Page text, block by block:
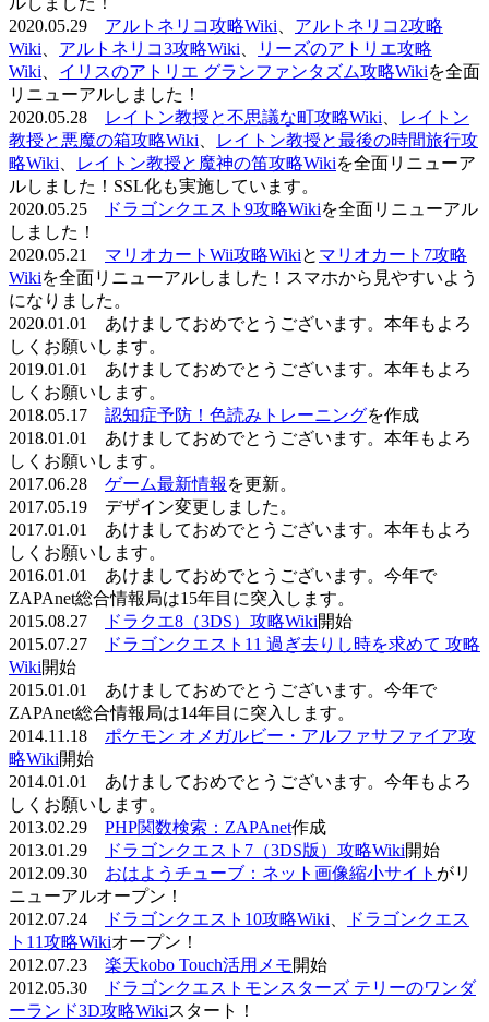
2020.05.29 アルトネリコ攻略Wiki
アルトネリコ2攻略
Wiki
アルトネリコ3攻略Wiki
リーズのアトリエ攻略
Wiki
イリスのアトリエ グランファンタズム攻略Wikiを全面
リニューアルしました！
2020.05.28
レイトン教授と不思議な町攻略Wiki
レイトン
教授と悪魔の箱攻略Wiki
レイトン教授と最後の時間旅行攻
略Wiki
レイトン教授と魔神の笛攻略Wikiを全面リニューア
ルしました！SSL化も実施しています。
2020.05.25
ドラゴンクエスト9攻略Wikiを全面リニューアル
しました！
2020.05.21 マリオカートWii攻略Wikiと マリオカート7攻略
Wikiを全面リニューアルしました！スマホから見やすいよう
になりました。
2020.01.01 あけましておめでとうございます。本年もよろ
しくお願いします。
2019.01.01 あけましておめでとうございます。本年もよろ
しくお願いします。
2018.05.17 認知症予防！色読みトレーニングを作成
2018.01.01 あけましておめでとうございます。本年もよろ
しくお願いします。
2017.06.28 ゲーム最新情報 を更新。
2017.05.19 デザイン変更しました。
2017.01.01 あけましておめでとうございます。本年もよろ
しくお願いします。
2016.01.01 あけましておめでとうございます。今年で
ZAPAnet総合情報局は15年目に突入します。
2015.08.27
ドラクエ8（3DS）攻略Wiki開始
2015.07.27
ドラゴンクエスト11 過ぎ去りし時を求めて 攻略
Wiki開始
2015.01.01 あけましておめでとうございます。今年で
ZAPAnet総合情報局は14年目に突入します。
2014.11.18 ポケモン オメガルビー・アルファサファイア攻
略Wiki開始
2014.01.01 あけましておめでとうございます。今年もよろ
しくお願いします。
2013.02.29 PHP関数検索：ZAPAnet作成
2013.01.29
ドラゴンクエスト7（3DS版）攻略Wiki開始
2012.09.30 おはようチューブ：ネット画像縮小サイト がリ
ニューアルオープン！
2012.07.24
ドラゴンクエスト10攻略Wiki
ドラゴンクエス
ト11攻略Wikiオープン！
2012.07.23 楽天kobo Touch活用メモ開始
2012.05.30
ドラゴンクエストモンスターズ テリーのワンダ
ーランド3D攻略Wikiスタート！